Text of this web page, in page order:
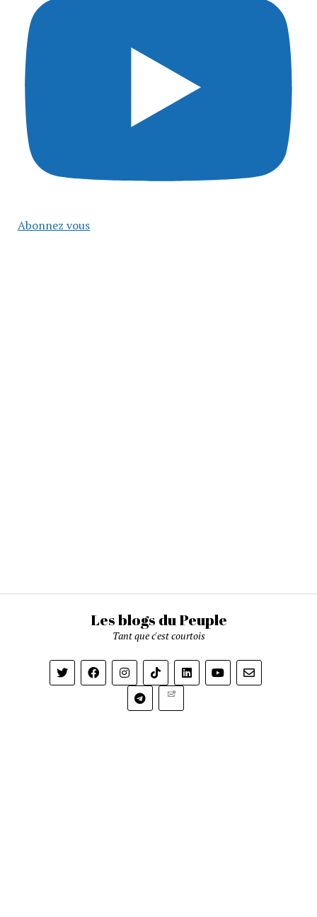
Abonnez vous
Les blogs du Peuple
Tant que c'est courtois